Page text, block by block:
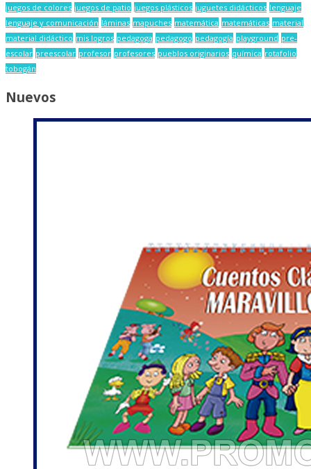
juegos de colores juegos de patio juegos plásticos juguetes didácticos lenguaje
lenguaje y comunicación láminas mapuches matemática matemáticas material
material didáctico mis logros pedagoga pedagogo pedagogía playground pre-
escolar preescolar profesor profesores pueblos originarios química rotafolio
tobogán
Nuevos